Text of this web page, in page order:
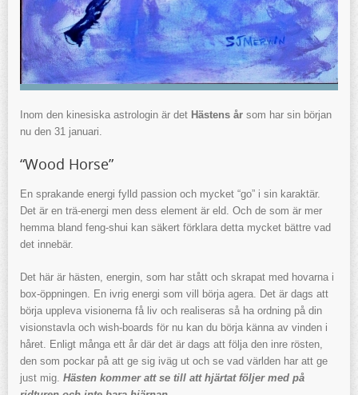
Inom den kinesiska astrologin är det Hästens år som har sin början
nu den 31 januari.
“Wood Horse”
En sprakande energi fylld passion och mycket “go” i sin karaktär.
Det är en trä-energi men dess element är eld. Och de som är mer
hemma bland feng-shui kan säkert förklara detta mycket bättre vad
det innebär.
Det här är hästen, energin, som har stått och skrapat med hovarna i
box-öppningen. En ivrig energi som vill börja agera. Det är dags att
börja uppleva visionerna få liv och realiseras så ha ordning på din
visionstavla och wish-boards för nu kan du börja känna av vinden i
håret. Enligt många ett år där det är dags att följa den inre rösten,
den som pockar på att ge sig iväg ut och se vad världen har att ge
just mig. Hästen kommer att se till att hjärtat följer med på